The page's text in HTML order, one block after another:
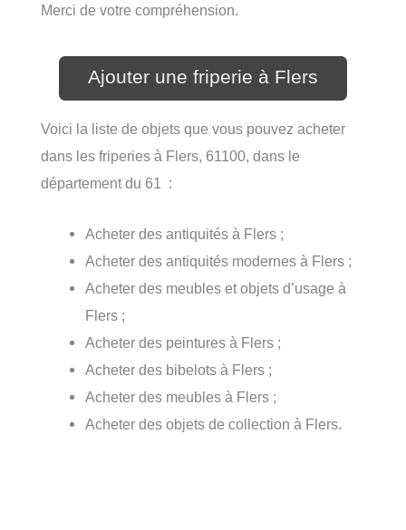
Merci de votre compréhension.
Ajouter une friperie à Flers
Voici la liste de objets que vous pouvez acheter
dans les friperies à Flers, 61100, dans le
département du 61 :
Acheter des antiquités à Flers ;
Acheter des antiquités modernes à Flers ;
Acheter des meubles et objets d’usage à
Flers ;
Acheter des peintures à Flers ;
Acheter des bibelots à Flers ;
Acheter des meubles à Flers ;
Acheter des objets de collection à Flers.